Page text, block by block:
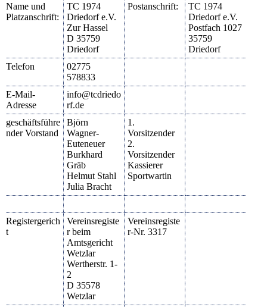
Name und
Platzanschrift:
TC 1974
Driedorf e.V.
Zur Hassel
D 35759
Driedorf
Postanschrift:
TC 1974
Driedorf e.V.
Postfach 1027
35759
Driedorf
Telefon
02775
578833
E-Mail-
Adresse
info@tcdriedo
rf.de
geschäftsführe
nder Vorstand
Björn
Wagner-
Euteneuer
Burkhard
Gräb
Helmut Stahl
Julia Bracht
1.
Vorsitzender
2.
Vorsitzender
Kassierer
Sportwartin
Registergerich
t
Vereinsregiste
r beim
Amtsgericht
Wetzlar
Wertherstr. 1-
2
D 35578
Wetzlar
Vereinsregiste
r-Nr. 3317